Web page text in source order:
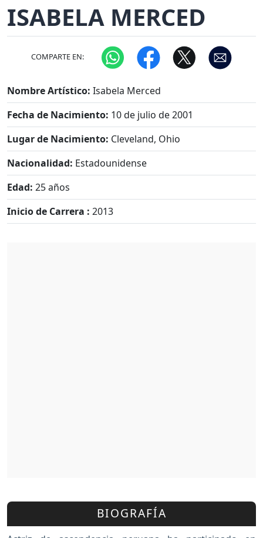
ISABELA MERCED
COMPARTE EN:
Nombre Artístico: Isabela Merced
Fecha de Nacimiento: 10 de julio de 2001
Lugar de Nacimiento: Cleveland, Ohio
Nacionalidad: Estadounidense
Edad: 25 años
Inicio de Carrera : 2013
BIOGRAFÍA